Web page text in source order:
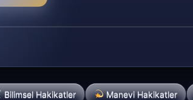
Bilimsel Hakikatler Manevi Hakikatler